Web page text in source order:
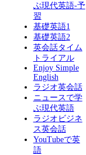
ぶ現代英語-予
習
基礎英語1
基礎英語2
英会話タイム
トライアル
Enjoy Simple
English
ラジオ英会話
ニュースで学
ぶ現代英語
ラジオビジネ
ス英会話
YouTubeで英
語